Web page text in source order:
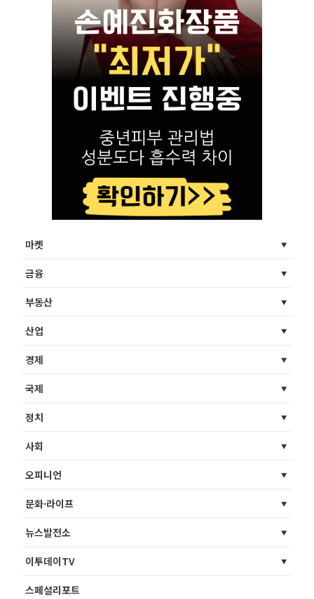
마켓
금융
부동산
산업
경제
국제
정치
사회
오피니언
문화·라이프
뉴스발전소
이투데이TV
스페셜리포트